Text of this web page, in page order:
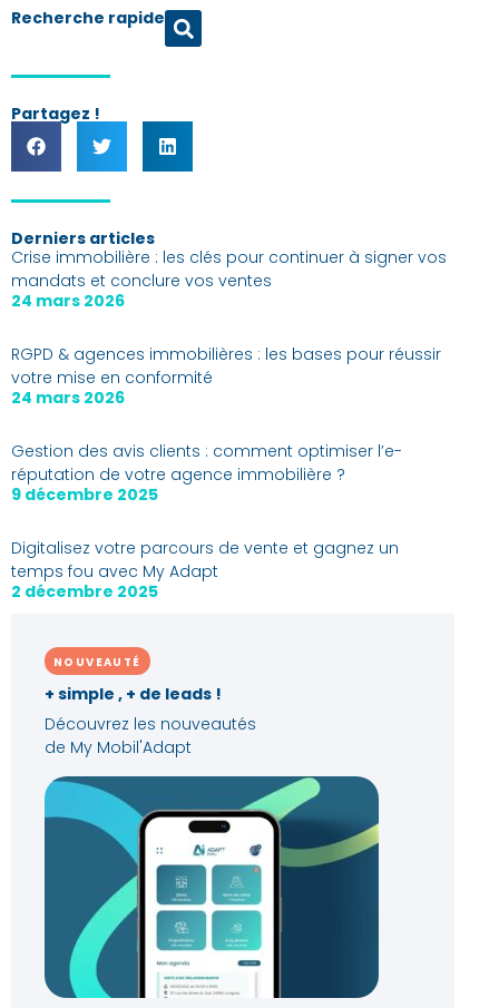
Recherche rapide
Partagez !
Derniers articles
Crise immobilière : les clés pour continuer à signer vos
mandats et conclure vos ventes
24 mars 2026
RGPD & agences immobilières : les bases pour réussir
votre mise en conformité
24 mars 2026
Gestion des avis clients : comment optimiser l’e-
réputation de votre agence immobilière ?
9 décembre 2025
Digitalisez votre parcours de vente et gagnez un
temps fou avec My Adapt
2 décembre 2025
NOUVEAUTÉ
+ simple , + de leads !
Découvrez les nouveautés
de My Mobil'Adapt